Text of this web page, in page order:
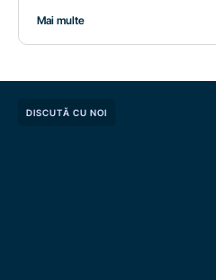
Mai multe
DISCUTĂ CU NOI